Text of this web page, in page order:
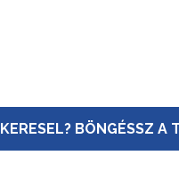
BÖNGÉSSZ A